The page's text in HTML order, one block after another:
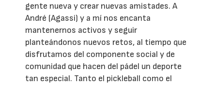
gente nueva y crear nuevas amistades. A
André (Agassi) y a mí nos encanta
mantenernos activos y seguir
planteándonos nuevos retos, al tiempo que
disfrutamos del componente social y de
comunidad que hacen del pádel un deporte
tan especial. Tanto el pickleball como el